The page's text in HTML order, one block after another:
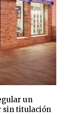
un
sin titulación